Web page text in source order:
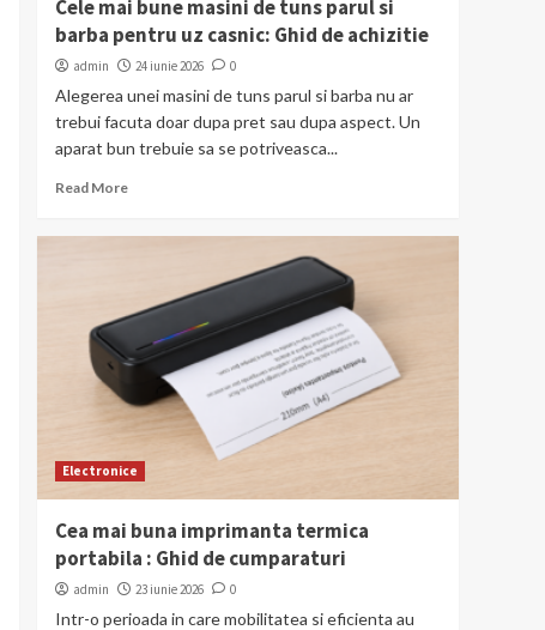
Cele mai bune masini de tuns parul si
barba pentru uz casnic: Ghid de achizitie
admin 24 iunie 2026 0
Alegerea unei masini de tuns parul si barba nu ar
trebui facuta doar dupa pret sau dupa aspect. Un
aparat bun trebuie sa se potriveasca...
Read More
Electronice
Cea mai buna imprimanta termica
portabila : Ghid de cumparaturi
admin 23 iunie 2026 0
Intr-o perioada in care mobilitatea si eficienta au